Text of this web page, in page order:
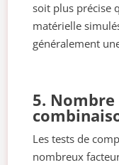
soit plus précise
matérielle
généralement
5. Nombre
Les tests de
nombreux